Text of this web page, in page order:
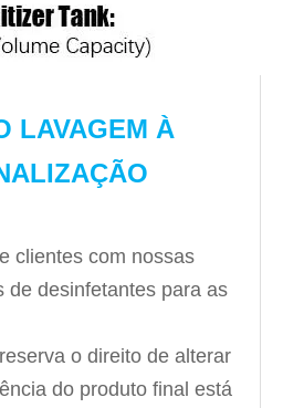
LAVAGEM À
clientes com nossas
de desinfetantes para as
o direito de alterar
do produto final está